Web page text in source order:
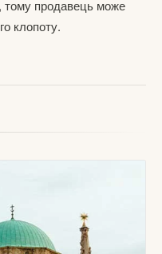
тому продавець може
клопоту.